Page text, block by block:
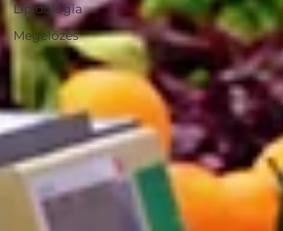
Lipidológia
Megelőzés